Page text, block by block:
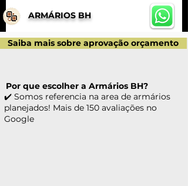
ARMÁRIOS BH
Saiba mais sobre aprovação orçamento
✔️ Somos referencia na area de armários
planejados! Mais de 150 avaliações no
Google
Por que escolher a Armários BH?